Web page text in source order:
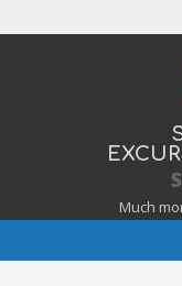
Much
Navigation